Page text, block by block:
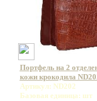
Портфель на 2
кожи крокодила
Артикул: ND202
Базовая единица: шт